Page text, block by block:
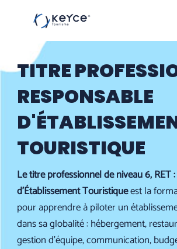
TITRE
RESPONSABLE
TOURISTIQUE
Le titre professionnel de niveau 6, RET
d’Établissement Touristiqueest la
pour apprendre à piloter un
dans sa globalité : hébergement,
gestion d’équipe, communication,